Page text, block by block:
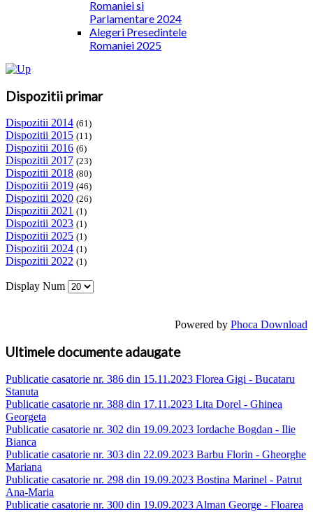
Romaniei si
Parlamentare 2024
Alegeri Presedintele
Romaniei 2025
Dispozitii primar
Dispozitii 2014 (61)
Dispozitii 2015 (11)
Dispozitii 2016 (6)
Dispozitii 2017 (23)
Dispozitii 2018 (80)
Dispozitii 2019 (46)
Dispozitii 2020 (26)
Dispozitii 2021 (1)
Dispozitii 2023 (1)
Dispozitii 2025 (1)
Dispozitii 2024 (1)
Dispozitii 2022 (1)
Display Num
Powered by Phoca Download
Ultimele documente adaugate
Publicatie casatorie nr. 386 din 15.11.2023 Florea Gigi - Bucataru
Stanuta
Publicatie casatorie nr. 388 din 17.11.2023 Lita Dorel - Ghinea
Georgeta
Publicatie casatorie nr. 302 din 19.09.2023 Iordache Bogdan - Ilie
Bianca
Publicatie casatorie nr. 303 din 22.09.2023 Barbu Florin - Gheorghe
Mariana
Publicatie casatorie nr. 298 din 19.09.2023 Bostina Marinel - Patrut
Ana-Maria
Publicatie casatorie nr. 300 din 19.09.2023 Alman George - Floarea